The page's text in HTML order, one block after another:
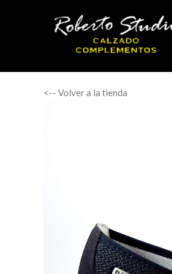
<-- Volver a la tienda